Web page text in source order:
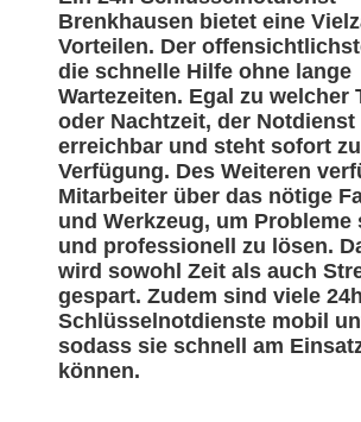
Brenkhausen bietet eine
Vorteilen. Der
die schnelle Hilfe ohne lange
Wartezeiten. Egal zu welcher
oder Nachtzeit, der Notdienst
erreichbar und steht sofort
Verfügung. Des Weiteren
Mitarbeiter über das nötige
und Werkzeug, um Probleme
und professionell zu lösen.
wird sowohl Zeit als auch
gespart. Zudem sind viele 24h
Schlüsselnotdienste mobil
sodass sie schnell am
können.